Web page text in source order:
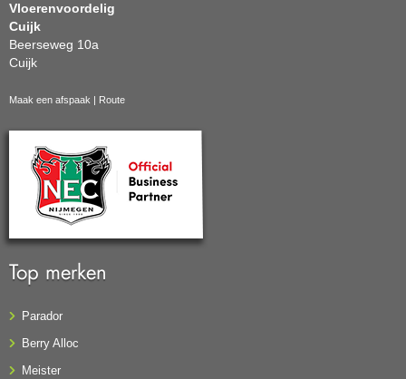
Vloerenvoordelig
Cuijk
Beerseweg 10a
Cuijk
Maak een afspaak Route
Top merken
Parador
Berry Alloc
Meister